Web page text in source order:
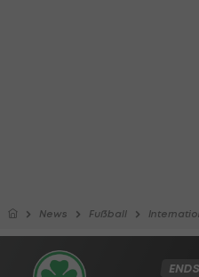
News Fußball